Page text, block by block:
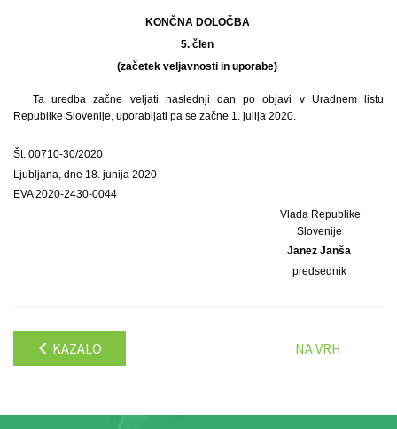
KONČNA DOLOČBA
5. člen
(začetek veljavnosti in uporabe)
Ta uredba začne veljati naslednji dan po objavi v Uradnem listu
Republike Slovenije, uporabljati pa se začne 1. julija 2020.
Št. 00710-30/2020
Ljubljana, dne 18. junija 2020
EVA 2020-2430-0044
Vlada Republike
Slovenije
Janez Janša
predsednik
KAZALO NA VRH